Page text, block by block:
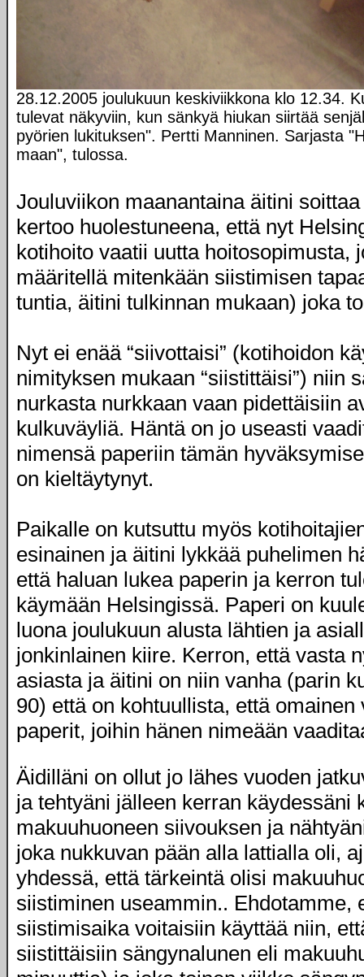
28.12.2005 joulukuun keskiviikkona klo 12.34.
tulevat näkyviin, kun sänkyä hiukan siirtää
pyörien lukituksen". Pertti Manninen. Sarjasta
maan", tulossa.
Jouluviikon maanantaina äitini
kertoo huolestuneena, että nyt
kotihoito vaatii uutta hoitosopimusta,
määritellä mitenkään siistimisen
tuntia, äitini tulkinnan mukaan) joka
Nyt ei enää “siivottaisi” (kotihoidon
nimityksen mukaan “siistittäisi”) niin
nurkasta nurkkaan vaan pidettäisiin
kulkuväyliä. Häntä on jo useasti
nimensä paperiin tämän
on kieltäytynyt.
Paikalle on kutsuttu myös
esinainen ja äitini lykkää puhelimen
että haluan lukea paperin ja kerron
käymään Helsingissä. Paperi on
luona joulukuun alusta lähtien ja
jonkinlainen kiire. Kerron, että vasta
asiasta ja äitini on niin vanha (parin
90) että on kohtuullista, että
paperit, joihin hänen nimeään
Äidilläni on ollut jo lähes vuoden
ja tehtyäni jälleen kerran käydessäni
makuuhuoneen siivouksen ja
joka nukkuvan pään alla lattialla oli,
yhdessä, että tärkeintä olisi
siistiminen useammin.. Ehdotamme,
siistimisaika voitaisiin käyttää niin,
siistittäisiin sängynalunen eli